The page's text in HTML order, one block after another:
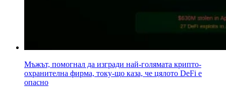
Мъжът, помогнал да изгради най-голямата крипто-
охранителна фирма, току-що каза, че цялото DeFi е
опасно